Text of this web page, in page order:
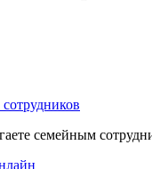
семейным